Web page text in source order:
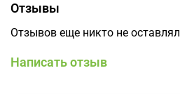
Отзывы
Отзывов еще никто не оставлял
Написать отзыв